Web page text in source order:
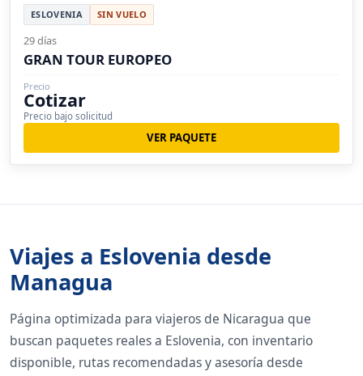
ESLOVENIA SIN VUELO
29 días
GRAN TOUR EUROPEO
Precio
Cotizar
Precio bajo solicitud
VER PAQUETE
Viajes a Eslovenia desde
Managua
Página optimizada para viajeros de Nicaragua que
buscan paquetes reales a Eslovenia, con inventario
disponible, rutas recomendadas y asesoría desde